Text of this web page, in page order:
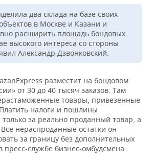
два склада на базе своих
в Москве и Казани и
расширить площадь бондовых
высокого интереса со стороны
Александр Дзвонковский.
разместит на бондовом
от 30 до 40 тысяч заказов. Там
товары, привезенные
налоги и пошлины
только за реально проданный товар, а
нераспроданные остатки он
за границу без дополнительных
пресс-службе бизнес-омбудсмена